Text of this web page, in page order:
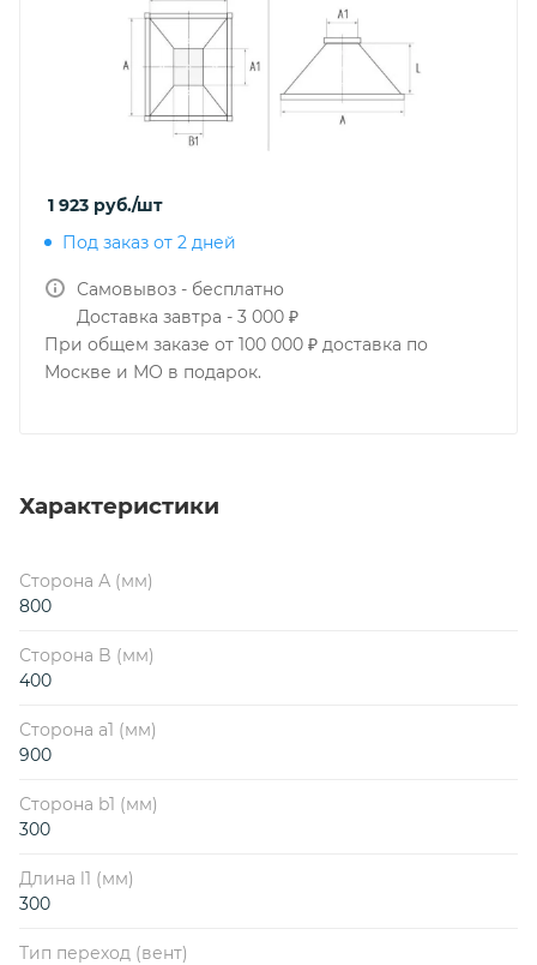
1 923 руб./шт
Под заказ от 2 дней
Самовывоз - бесплатно
Доставка завтра - 3 000 ₽
При общем заказе от 100 000 ₽ доставка по
Москве и МО в подарок.
Характеристики
Сторона А (мм)
800
Сторона B (мм)
400
Сторона a1 (мм)
900
Сторона b1 (мм)
300
Длина l1 (мм)
300
Тип переход (вент)